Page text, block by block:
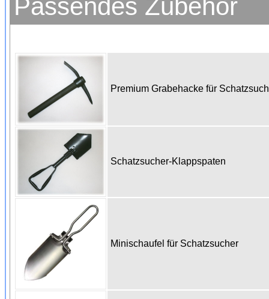
Passendes Zubehör
Premium Grabehacke für
Schatzsucher-Klappspaten
Minischaufel für Schatzsucher